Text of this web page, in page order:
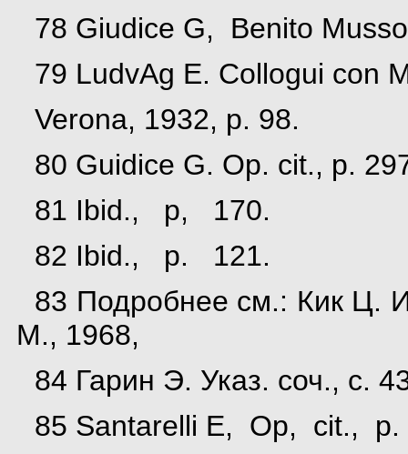
78 Giudice G, Benito
79 LudvAg E. Collogui con
Verona, 1932, p. 98.
80 Guidice G. Op. cit., p.
81 Ibid., p, 170.
82 Ibid., p. 121.
83 Подробнее см.: Кик Ц.
М., 1968,
84 Гарин Э. Указ. соч., с.
85 Santarelli E, Op, cit.,